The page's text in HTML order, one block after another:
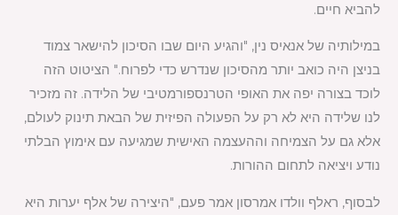
להביא חיים.
במילותיה של אנאיס נין, "והגיע היום שבו הסיכון להישאר צמוד
בניצן היה כואב יותר מהסיכון שנדרש כדי לפרוח." הציטוט הזה
לוכד בצורה יפה את האופי הטרנספורמטיבי של הלידה. זה מזכיר
לנו שלידה היא לא רק על הפעולה הפיזית של הבאת תינוק לעולם,
אלא גם על הצמיחה וההעצמה האישית שמגיעה עם אימוץ הבלתי
נודע ויציאה לתחום ההורות.
לבסוף, ראלף וולדו אמרסון אמר פעם, "היצירה של אלף יערות היא